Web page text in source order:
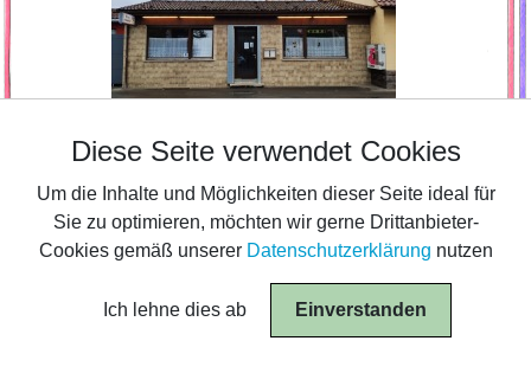
© 2026 Tanz- und Theaterwerkstatt Ludwigsburg
Datenschutzerklärung
Diese Seite verwendet Cookies
Um die Inhalte und Möglichkeiten dieser Seite ideal für
Sie zu optimieren, möchten wir gerne Drittanbieter-
Cookies gemäß unserer Datenschutzerklärung nutzen
Ich lehne dies ab Einverstanden
Diese Seite verwendet Cookies
Um die Inhalte und Möglichkeiten dieser Seite ideal für
Sie zu optimieren, möchten wir gerne Drittanbieter-
Cookies gemäß unserer Datenschutzerklärung nutzen
Ich lehne dies ab Einverstanden